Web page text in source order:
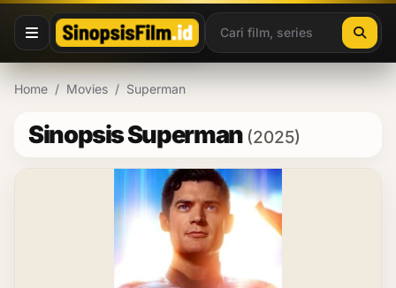
Lewati ke konten
Home / Movies / Superman
Sinopsis Superman (2025)